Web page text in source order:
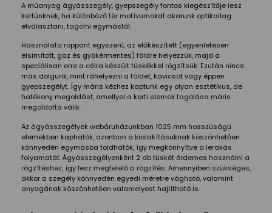
A műanyag ágyásszegély, gyepszegély fontos kiegészítője lesz
kertünknek, ha különböző tér motívumokat akarunk optikailag
elválasztani, tagolni egymástól.
Használata roppant egyszerű, az előkészített (egyenletesen
elsimított, gaz és gyökérmentes) földre helyezzük, majd a
speciálisan erre a célra készült tüskékkel rögzítsük. Ezután nincs
más dolgunk, mint ráhelyezni a földet, kavicsot vagy éppen
gyepszegélyt. Így máris kézhez kaptunk egy olyan esztétikus, de
hatékony megoldást, amellyel a kerti elemek tagolása máris
megoldottá válik.
Az ágyásszegélyek webáruházunkban 1025 mm hosszúságú
elemekben kaphatók, azonban a kialakításuknak köszönhetően
könnyedén egymásba toldhatók, így megkönnyítve a lerakás
folyamatát. Ágyásszegélyenként 2 db tüskét érdemes használni a
rögzítéshez, így lesz megfelelő a rögzítés. Amennyiben szükséges,
akkor a szegély könnyedén egyedi méretre vágható, valamint
anyagának köszönhetően valamelyest hajlítható is.